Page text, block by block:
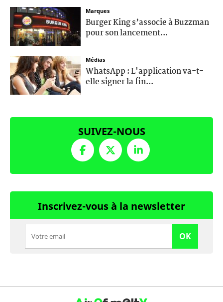
Marques
Burger King s’associe à Buzzman
pour son lancement...
Médias
WhatsApp : L'application va-t-
elle signer la fin...
SUIVEZ-NOUS
Inscrivez-vous à la newsletter
OK